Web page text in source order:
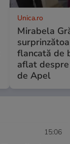
Unica.ro
Mirabela
flancată de
aflat
de Apel
15:06